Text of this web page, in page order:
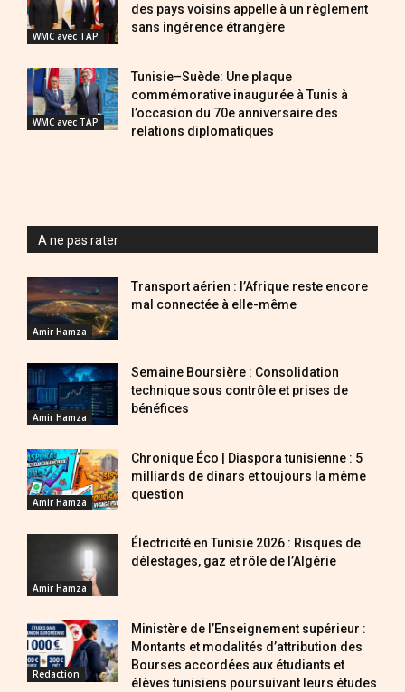
WMC avec TAP
des pays voisins appelle à un règlement
sans ingérence étrangère
WMC avec TAP
Tunisie–Suède: Une plaque
commémorative inaugurée à Tunis à
l’occasion du 70e anniversaire des
relations diplomatiques
A ne pas rater
Amir Hamza
Transport aérien : l’Afrique reste encore
mal connectée à elle-même
Amir Hamza
Semaine Boursière : Consolidation
technique sous contrôle et prises de
bénéfices
Amir Hamza
Chronique Éco | Diaspora tunisienne : 5
milliards de dinars et toujours la même
question
Amir Hamza
Électricité en Tunisie 2026 : Risques de
délestages, gaz et rôle de l’Algérie
Redaction
Ministère de l’Enseignement supérieur :
Montants et modalités d’attribution des
Bourses accordées aux étudiants et
élèves tunisiens poursuivant leurs études